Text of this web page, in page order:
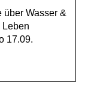
über Wasser &
Leben
17.09.